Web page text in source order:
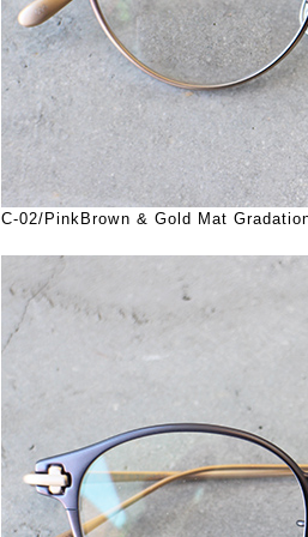
C-02/PinkBrown & Gold Mat